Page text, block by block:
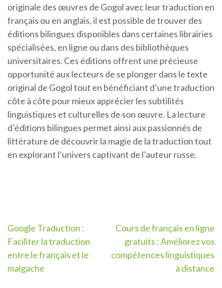
originale des œuvres de Gogol avec leur traduction en
français ou en anglais, il est possible de trouver des
éditions bilingues disponibles dans certaines librairies
spécialisées, en ligne ou dans des bibliothèques
universitaires. Ces éditions offrent une précieuse
opportunité aux lecteurs de se plonger dans le texte
original de Gogol tout en bénéficiant d’une traduction
côte à côte pour mieux apprécier les subtilités
linguistiques et culturelles de son œuvre. La lecture
d’éditions bilingues permet ainsi aux passionnés de
littérature de découvrir la magie de la traduction tout
en explorant l’univers captivant de l’auteur russe.
Navigation
de
l’article
Google Traduction :
Faciliter la traduction
entre le français et le
malgache
Cours de français en ligne
gratuits : Améliorez vos
compétences linguistiques
à distance